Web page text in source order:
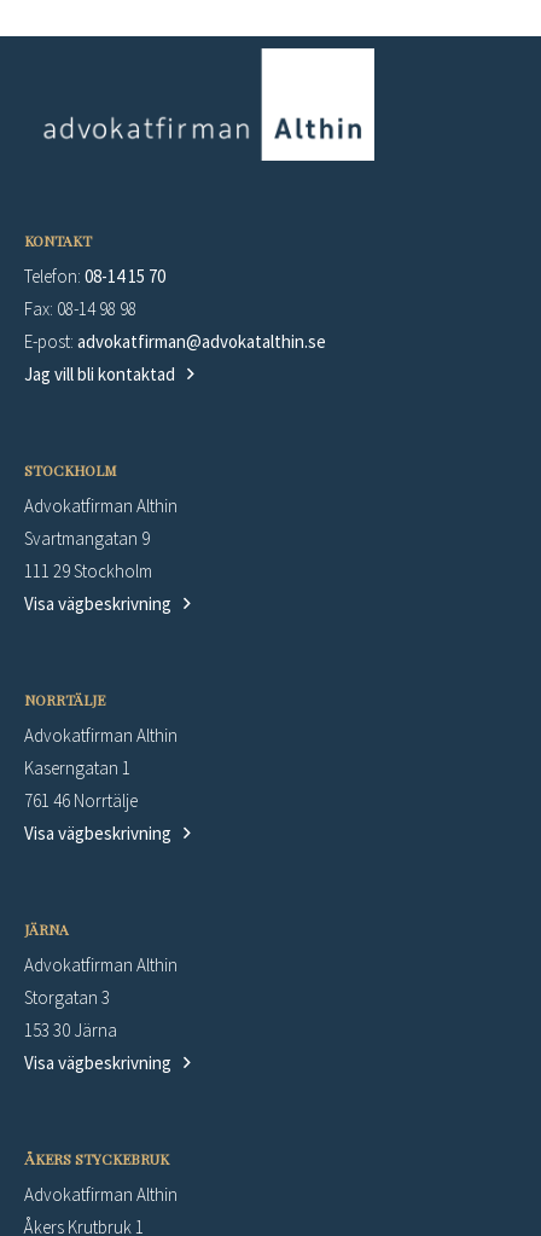
KONTAKT
Telefon: 08-14 15 70
Fax: 08-14 98 98
E-post: advokatfirman@advokatalthin.se
Jag vill bli kontaktad
STOCKHOLM
Advokatfirman Althin
Svartmangatan 9
111 29 Stockholm
Visa vägbeskrivning
NORRTÄLJE
Advokatfirman Althin
Kaserngatan 1
761 46 Norrtälje
Visa vägbeskrivning
JÄRNA
Advokatfirman Althin
Storgatan 3
153 30 Järna
Visa vägbeskrivning
ÅKERS STYCKEBRUK
Advokatfirman Althin
Åkers Krutbruk 1